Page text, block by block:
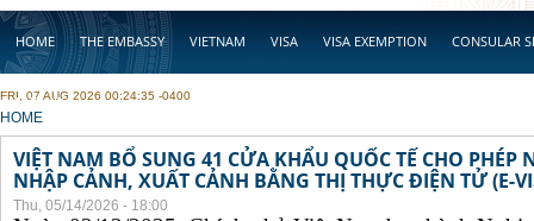
HOME THE EMBASSY VIETNAM VISA VISA EXEMPTION CONSULAR
BUSINESS
FRI, 07 AUG 2026 00:24:35 -0400
YOU ARE HERE
HOME
VIỆT NAM BỔ SUNG 41 CỬA KHẨU QUỐC TẾ CHO
NHẬP CẢNH, XUẤT CẢNH BẰNG THỊ THỰC ĐIỆN TỬ (E-
Thu, 05/14/2026 - 18:00